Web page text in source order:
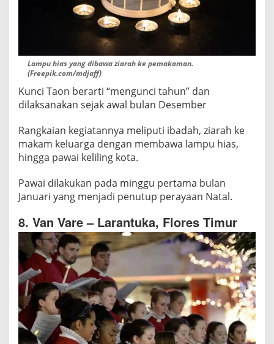
Lampu hias yang dibawa ziarah ke pemakaman.
(Freepik.com/mdjaff)
Kunci Taon berarti “mengunci tahun” dan
dilaksanakan sejak awal bulan Desember
Rangkaian kegiatannya meliputi ibadah, ziarah ke
makam keluarga dengan membawa lampu hias,
hingga pawai keliling kota.
Pawai dilakukan pada minggu pertama bulan
Januari yang menjadi penutup perayaan Natal.
8. Van Vare – Larantuka, Flores Timur